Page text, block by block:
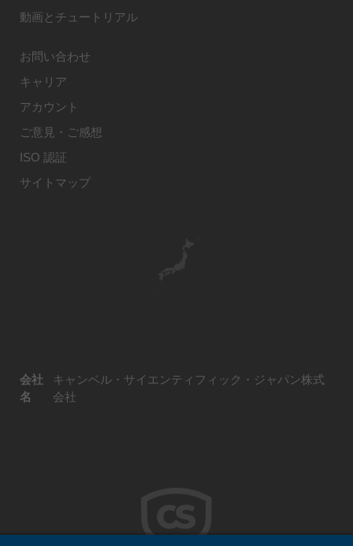
動画とチュートリアル
お問い合わせ
キャリア
アカウント
ご意見・ご感想
ISO 認証
サイトマップ
会社
名
キャンベル・サイエンティフィック・ジャパン株式
会社